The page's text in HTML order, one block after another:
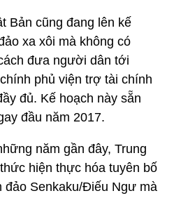
Bản cũng đang lên kế
xa xôi mà không có
đưa người dân tới
phủ viện trợ tài chính
đủ. Kế hoạch này sẵn
đầu năm 2017.
năm gần đây, Trung
hiện thực hóa tuyên bố
đảo Senkaku/Điếu Ngư mà